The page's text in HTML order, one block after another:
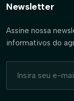
Newsletter
Assine nossa
informativos do